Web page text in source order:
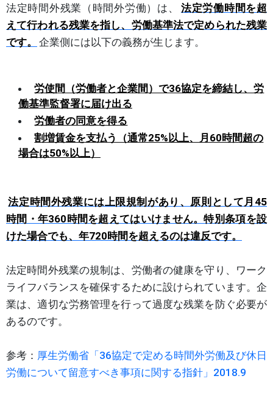
法定時間外残業（時間外労働）は、
法定労働時間を超
えて行われる残業を指し、労働基準法で定められた残業
です。
企業側には以下の義務が生じます。
労使間（労働者と企業間）で36協定を締結し、労
働基準監督署に届け出る
労働者の同意を得る
割増賃金を支払う（通常25%以上、月60時間超の
場合は50%以上）
法定時間外残業には上限規制があり、原則として月45
時間・年360時間を超えてはいけません。特別条項を設
けた場合でも、年720時間を超えるのは違反です。
法定時間外残業の規制は、労働者の健康を守り、ワーク
ライフバランスを確保するために設けられています。企
業は、適切な労務管理を行って過度な残業を防ぐ必要が
あるのです。
参考： 厚生労働省「36協定で定める時間外労働及び休日
労働について留意すべき事項に関する指針」2018.9